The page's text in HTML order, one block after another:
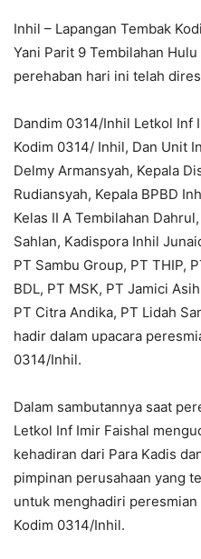
Inhil – Lapangan Tembak
Yani Parit 9 Tembilahan
perehaban hari ini telah
Dandim 0314/Inhil Letkol Inf
Kodim 0314/ Inhil, Dan Unit
Delmy Armansyah, Kepala
Rudiansyah, Kepala BPBD
Kelas II A Tembilahan
Sahlan, Kadispora Inhil
PT Sambu Group, PT THIP,
BDL, PT MSK, PT Jamici
PT Citra Andika, PT Lidah
hadir dalam upacara
0314/Inhil.
Dalam sambutannya saat
Letkol Inf Imir Faishal
kehadiran dari Para Kadis
pimpinan perusahaan yang
untuk menghadiri
Kodim 0314/Inhil.